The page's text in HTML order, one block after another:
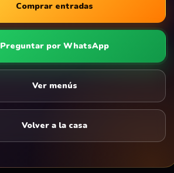
Comprar entradas
Preguntar por WhatsApp
Ver menús
Volver a la casa